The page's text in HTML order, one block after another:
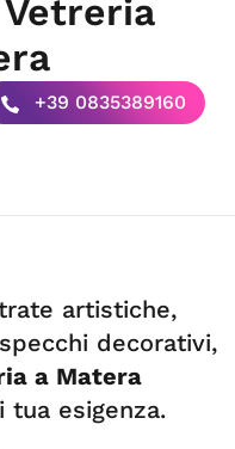
+39 0835389160
artistiche,
decorativi,
a Matera
tua esigenza.